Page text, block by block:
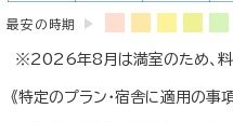
最安の時期
2026年8月は満室のため、料
《特定のプラン・宿舎に適用の事項